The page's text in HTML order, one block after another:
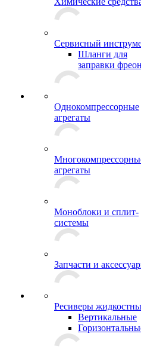
Сервисный
Шланги для
заправки
Однокомпрессорные
агрегаты
агрегаты
Моноблоки и сплит-
системы
Запчасти и
Ресиверы
Вертикальные